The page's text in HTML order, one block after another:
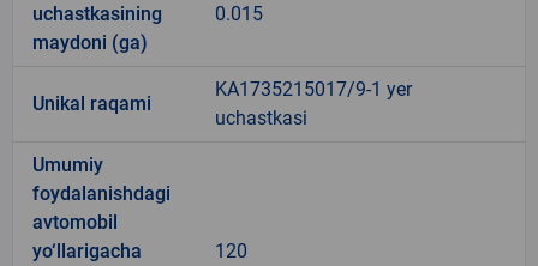
uchastkasining
maydoni (ga)
0.015
Unikal raqami
KA1735215017/9-1 yer
uchastkasi
Umumiy
foydalanishdagi
avtomobil
yo‘llarigacha
120